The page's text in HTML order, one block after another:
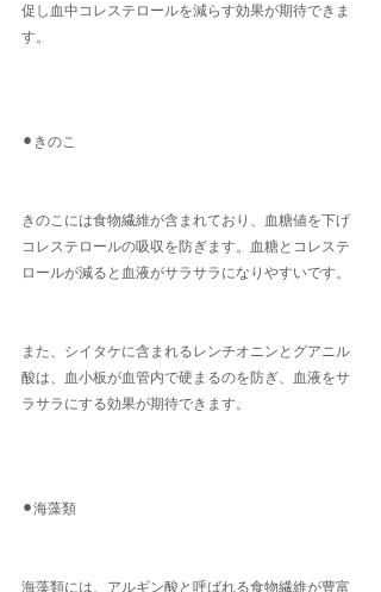
促し血中コレステロールを減らす効果が期待できま
す。
⚫︎きのこ
きのこには食物繊維が含まれており、血糖値を下げ
コレステロールの吸収を防ぎます。血糖とコレステ
ロールが減ると血液がサラサラになりやすいです。
また、シイタケに含まれるレンチオニンとグアニル
酸は、血小板が血管内で硬まるのを防ぎ、血液をサ
ラサラにする効果が期待できます。
⚫︎海藻類
海藻類には、アルギン酸と呼ばれる食物繊維が豊富